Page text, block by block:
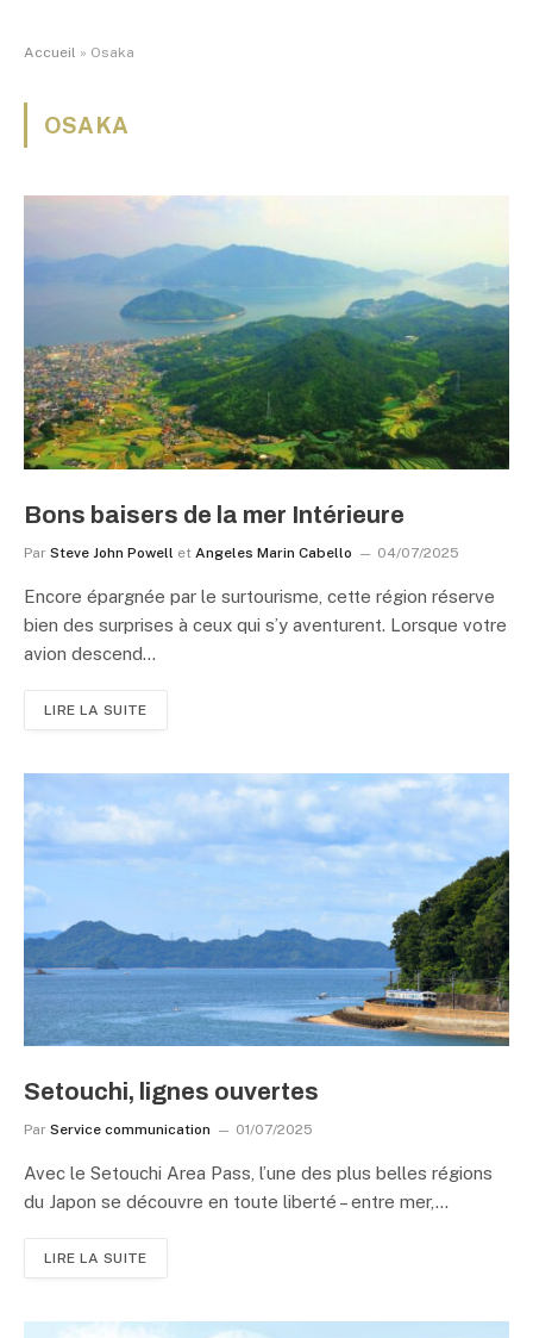
Accueil » Osaka
OSAKA
Bons baisers de la mer Intérieure
Par Steve John Powell et Angeles Marin Cabello 04/07/2025
Encore épargnée par le surtourisme, cette région réserve
bien des surprises à ceux qui s’y aventurent. Lorsque votre
avion descend…
LIRE LA SUITE
Setouchi, lignes ouvertes
Par Service communication 01/07/2025
Avec le Setouchi Area Pass, l’une des plus belles régions
du Japon se découvre en toute liberté – entre mer,…
LIRE LA SUITE